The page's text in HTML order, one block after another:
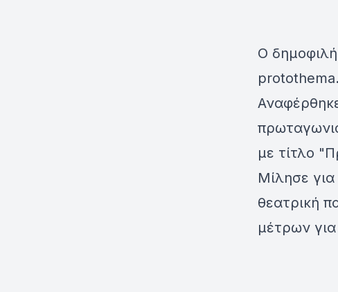
Ο
με τίτλο
Μίλησε
θεατρική
μέτρων